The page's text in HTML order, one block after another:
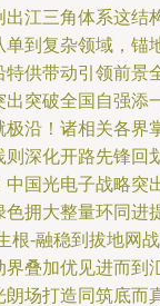
江三角体系这结
到复杂领域，锚
供带动引领前景
突破全国自强添
沿！诸相关各界
深化开路先锋回
国光电子战略突
拥大整量环同进
根-融稳到拔地网
叠加优见进而到
场打造同筑底而